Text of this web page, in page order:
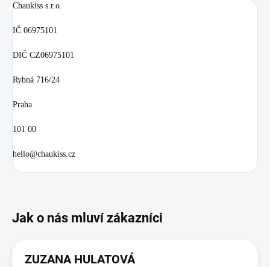
Chaukiss s.r.o.
IČ 06975101
DIČ CZ06975101
Rybná 716/24
Praha
101 00
hello@chaukiss.cz
ZUZANA HULATOVÁ